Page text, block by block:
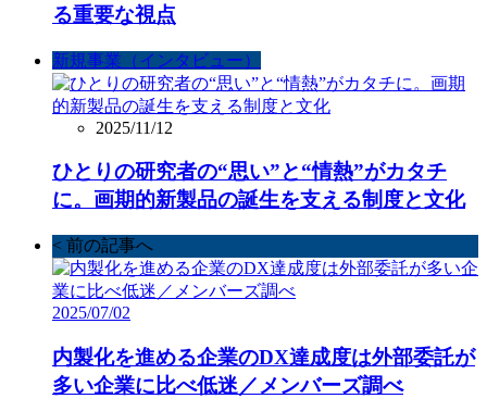
る重要な視点
新規事業（インタビュー）
2025/11/12
ひとりの研究者の“思い”と“情熱”がカタチ
に。画期的新製品の誕生を支える制度と文化
< 前の記事へ
2025/07/02
内製化を進める企業のDX達成度は外部委託が
多い企業に比べ低迷／メンバーズ調べ